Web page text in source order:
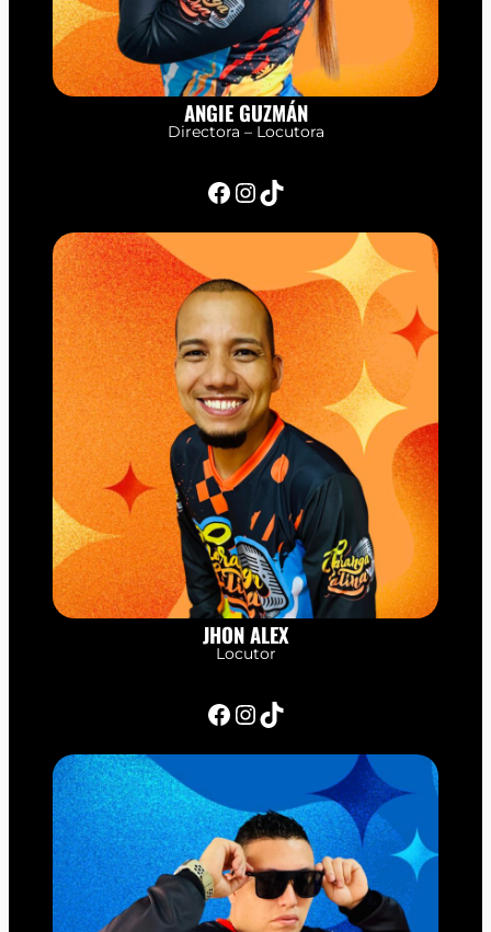
ANGIE GUZMÁN
Directora – Locutora
Facebook InstagramTikTok
JHON ALEX
Locutor
Facebook InstagramTikTok